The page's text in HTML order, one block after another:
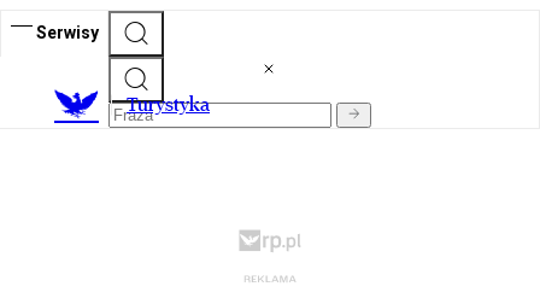
Serwisy
Turystyka